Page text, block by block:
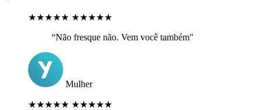
★★★★★ ★★★★★
“Não fresque não. Vem você também"
Mulher
★★★★★ ★★★★★